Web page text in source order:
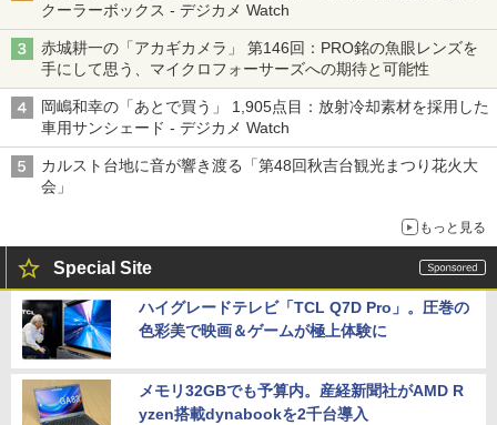
クーラーボックス - デジカメ Watch
赤城耕一の「アカギカメラ」 第146回：PRO銘の魚眼レンズを
手にして思う、マイクロフォーサーズへの期待と可能性
岡嶋和幸の「あとで買う」 1,905点目：放射冷却素材を採用した
車用サンシェード - デジカメ Watch
カルスト台地に音が響き渡る「第48回秋吉台観光まつり花火大
会」
もっと見る
Special Site
ハイグレードテレビ「TCL Q7D Pro」。圧巻の
色彩美で映画＆ゲームが極上体験に
メモリ32GBでも予算内。産経新聞社がAMD R
yzen搭載dynabookを2千台導入